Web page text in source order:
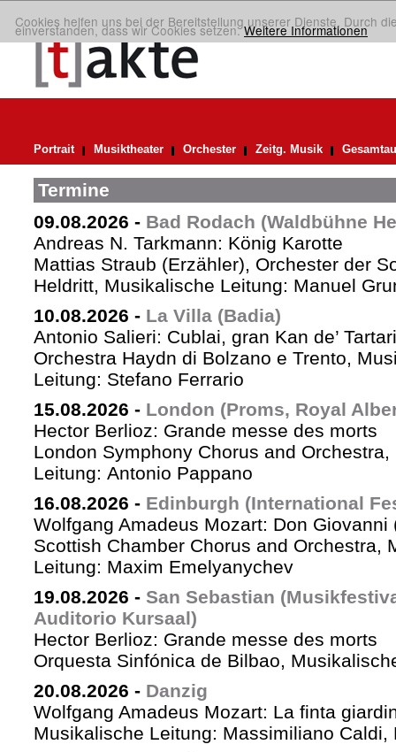
Cookies helfen uns bei der Bereitstellung unserer Dienste. Durch
einverstanden, dass wir Cookies setzen.Weitere Informationen
Portrait Musiktheater Orchester Zeitg. Musik
Termine
09.08.2026 - Bad Rodach (Waldbühne
Andreas N. Tarkmann: König Karotte
Mattias Straub (Erzähler), Orchester der
Heldritt, Musikalische Leitung: Manuel
10.08.2026 - La Villa (Badia)
Antonio Salieri: Cublai, gran Kan de’
Orchestra Haydn di Bolzano e Trento,
Leitung: Stefano Ferrario
15.08.2026 - London (Proms, Royal
Hector Berlioz: Grande messe des morts
London Symphony Chorus and
Leitung: Antonio Pappano
16.08.2026 - Edinburgh (International
Wolfgang Amadeus Mozart: Don Giovanni
Scottish Chamber Chorus and Orchestra,
Leitung: Maxim Emelyanychev
19.08.2026 - San Sebastian
Auditorio Kursaal)
Hector Berlioz: Grande messe des morts
Orquesta Sinfónica de Bilbao,
20.08.2026 - Danzig
Wolfgang Amadeus Mozart: La finta
Musikalische Leitung: Massimiliano Caldi,